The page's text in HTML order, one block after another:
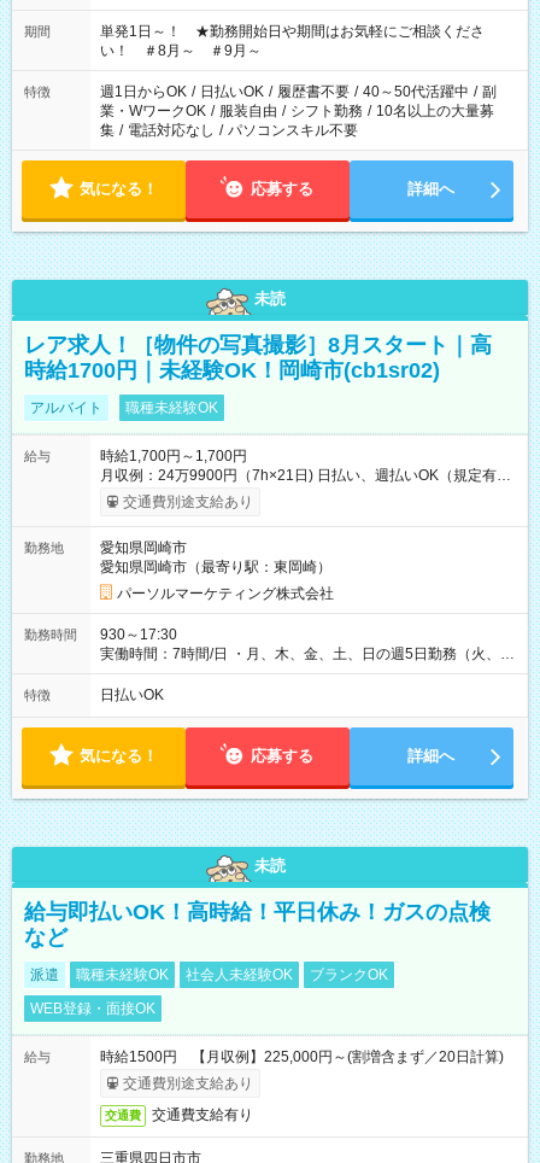
ださい！
期間
単発1日～！ ★勤務開始日や期間はお気軽にご相談くださ
い！ ＃8月～ ＃9月～
特徴 週1日からOK / 日払いOK / 履歴書不要 / 40～50代活躍中 / 副
業・WワークOK / 服装自由 / シフト勤務 / 10名以上の大量募
集 / 電話対応なし / パソコンスキル不要
気になる！ 応募する 詳細へ
未読
レア求人！［物件の写真撮影］8月スタート｜高
時給1700円｜未経験OK！岡崎市(cb1sr02)
アルバイト 職種未経験OK
給与
時給1,700円～1,700円
月収例：24万9900円（7h×21日) 日払い、週払いOK（規定有
り） 【試用期間】試用期間なし
交通費別途支給あり
勤務地
愛知県岡崎市
愛知県岡崎市（最寄り駅：東岡崎）
パーソルマーケティング株式会社
勤務時間
930～17:30
実働時間：7時間/日 ・月、木、金、土、日の週5日勤務（火、水
は固定休です／夏季、年末年始等、長期休暇有り！） ・ワンシ
フト！ 残業ほぼナシ（0～5h/月）
特徴 日払いOK
気になる！ 応募する 詳細へ
未読
給与即払いOK！高時給！平日休み！ガスの点検
など
派遣 職種未経験OK 社会人未経験OK
ブランクOK
WEB登録・面接OK
給与
時給1500円 【月収例】225,000円～(割増含まず／20日計算)
交通費別途支給あり
交通費 交通費支給有り
勤務地
三重県四日市市